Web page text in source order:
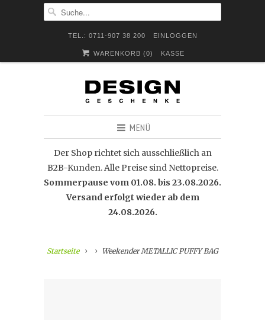
TEL.: 0711-907 38 200 EINLOGGEN
WARENKORB (0) KASSE
MENÜ
Der Shop richtet sich ausschließlich an
B2B-Kunden. Alle Preise sind Nettopreise.
Sommerpause vom 01.08. bis 23.08.2026.
Versand erfolgt wieder ab dem
24.08.2026.
Startseite Weekender METALLIC PUFFY BAG